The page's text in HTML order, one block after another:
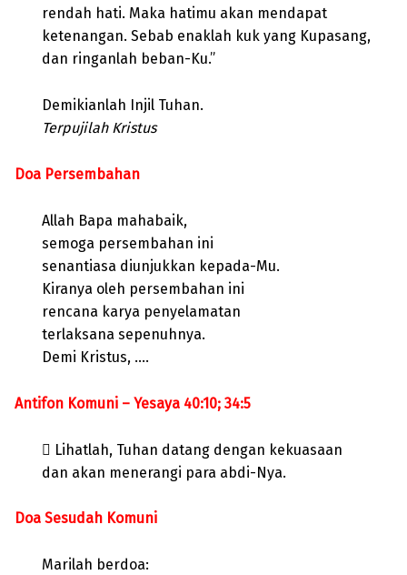
rendah hati. Maka hatimu akan mendapat
ketenangan. Sebab enaklah kuk yang Kupasang,
dan ringanlah beban-Ku.”
Demikianlah Injil Tuhan.
Terpujilah Kristus
Doa Persembahan
Allah Bapa mahabaik,
semoga persembahan ini
senantiasa diunjukkan kepada-Mu.
Kiranya oleh persembahan ini
rencana karya penyelamatan
terlaksana sepenuhnya.
Demi Kristus, ….
Antifon Komuni – Yesaya 40:10; 34:5
 Lihatlah, Tuhan datang dengan kekuasaan
dan akan menerangi para abdi-Nya.
Doa Sesudah Komuni
Marilah berdoa: